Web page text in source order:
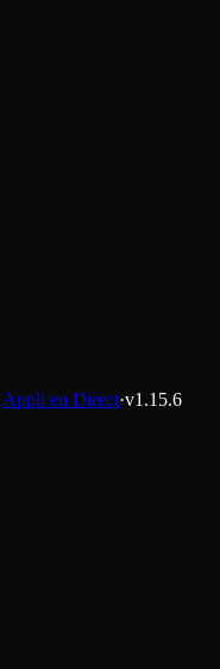
Appli en Direct·v1.15.6